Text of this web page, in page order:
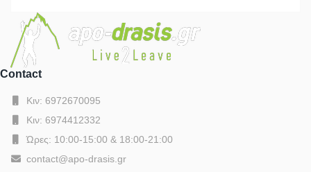
Contact
Κιν: 6972670095
Κιν: 6974412332
Ώρες: 10:00-15:00 & 18:00-21:00
contact@apo-drasis.gr